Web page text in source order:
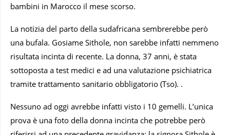
bambini in Marocco il mese scorso.
La notizia del parto della sudafricana sembrerebbe però
una bufala. Gosiame Sithole, non sarebbe infatti nemmeno
risultata incinta di recente. La donna, 37 anni, è stata
sottoposta a test medici e ad una valutazione psichiatrica
tramite trattamento sanitario obbligatorio (Tso). .
Nessuno ad oggi avrebbe infatti visto i 10 gemelli. L’unica
prova è una foto della donna incinta che potrebbe però